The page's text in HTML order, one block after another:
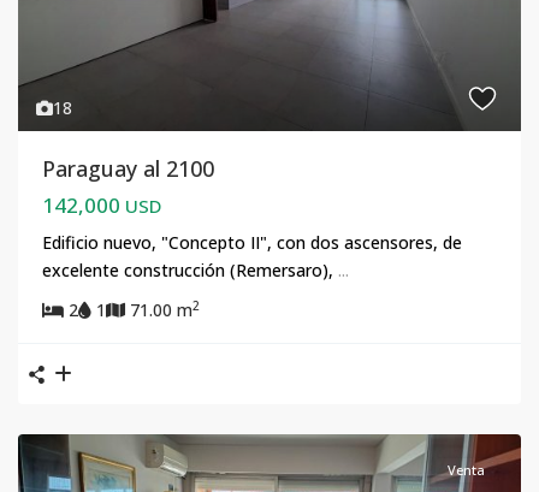
18
Paraguay al 2100
142,000 USD
Edificio nuevo, "Concepto II", con dos ascensores, de
excelente construcción (Remersaro), ...
2
1 71.00 m2
Venta